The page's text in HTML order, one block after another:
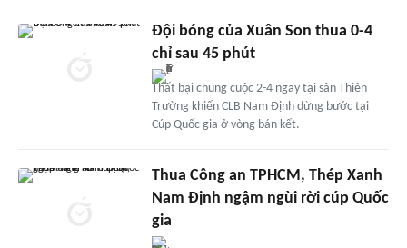
Đội bóng của Xuân Son thua 0-4
chỉ sau 45 phút
Thất bại chung cuộc 2-4 ngay tại sân Thiên
Trường khiến CLB Nam Định dừng bước tại
Cúp Quốc gia ở vòng bán kết.
Thua Công an TPHCM, Thép Xanh
Nam Định ngậm ngùi rời cúp Quốc
gia